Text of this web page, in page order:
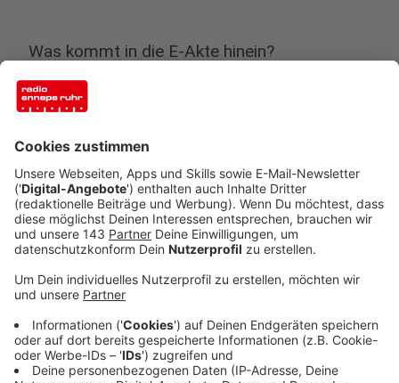
Was kommt in die E-Akte hinein?
Von Anfang an soll eine Liste der Medikamente
üblichen E-Rezepten erstellt wird. Schrittweise sollen
weitere Inhalte dazukommen - als nächstes ein
Medikationsplan mit Angaben etwa zu Arznei-
Dosierungen. Generell sollen Ärztinnen und Ärzte
Die KBV weist zugleich darauf hin, dass die ePA als
jeweils in den eigenen Praxissystemen nicht ersetzt.
Auch eine direkte Kommunikation zwischen Praxen
bleibe wichtig, zumal Versicherte Daten löschen